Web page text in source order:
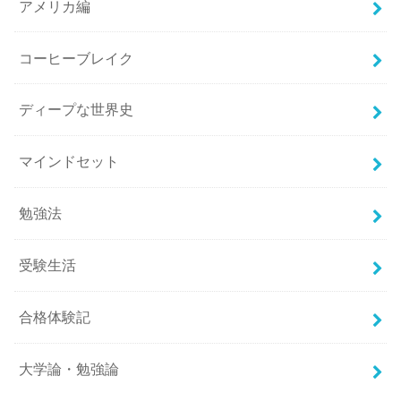
アメリカ編
コーヒーブレイク
ディープな世界史
マインドセット
勉強法
受験生活
合格体験記
大学論・勉強論